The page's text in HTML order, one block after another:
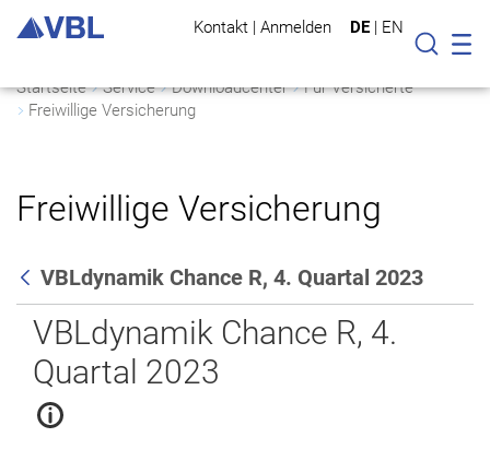
Kontakt | Anmelden DE | EN
Suche
Startseite Service Downloadcenter
Für Versicherte
Freiwillige Versicherung
Freiwillige Versicherung
Zurück
VBLdynamik Chance R, 4. Quartal 2023
VBLdynamik Chance R, 4.
Quartal 2023